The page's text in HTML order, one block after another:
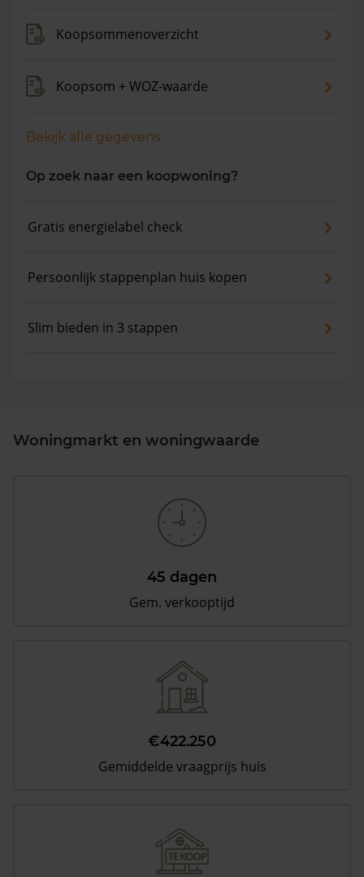
Koopsommenoverzicht
Koopsom + WOZ-waarde
Bekijk alle gegevens
Op zoek naar een koopwoning?
Gratis energielabel check
Persoonlijk stappenplan huis kopen
Slim bieden in 3 stappen
Woningmarkt en woningwaarde
45 dagen
Gem. verkooptijd
€422.250
Gemiddelde vraagprijs huis